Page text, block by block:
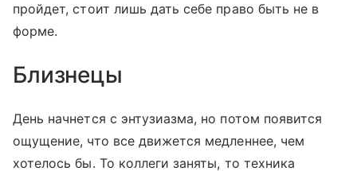
пройдет, стоит лишь дать себе право быть не в
форме.
Близнецы
День начнется с энтузиазма, но потом появится
ощущение, что все движется медленнее, чем
хотелось бы. То коллеги заняты, то техника